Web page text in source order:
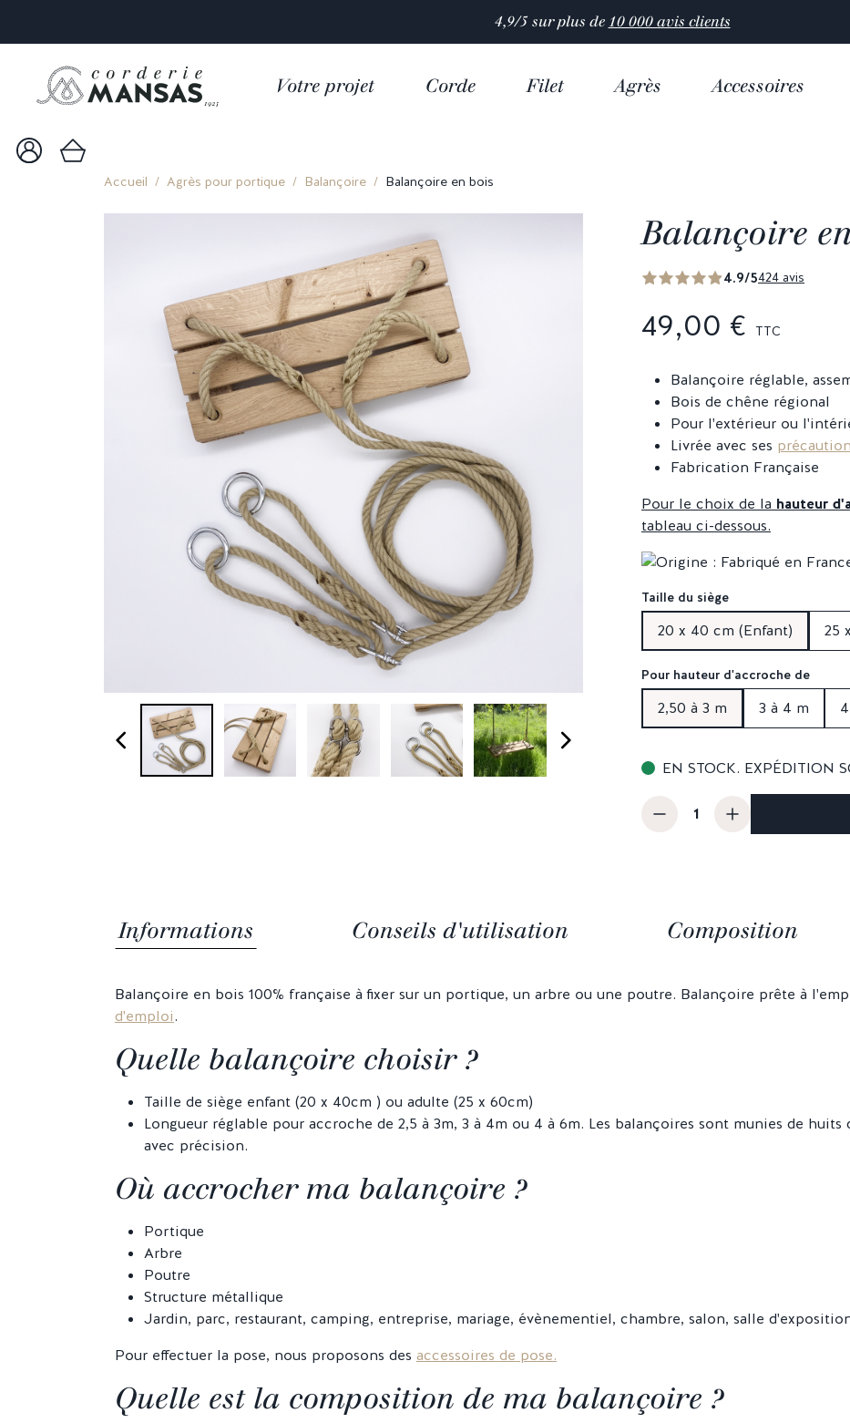
4,9/5 sur plus de 10 000 avis clients
Votre projet Corde Filet Agrès Accessoires
Accueil Agrès pour portique Balançoire Balançoire en bois
Balançoire
4.9/5424 avis
49,00 € TTC
Balançoire réglable,
Bois de chêne régional
Pour l'extérieur ou
Livrée avec ses
Fabrication Française
Pour le choix de la hauteur
tableau ci-dessous.
Taille du siège
20 x 40 cm (Enfant) 25
Pour hauteur d'accroche de
2,50 à 3 m 3 à 4 m
EN STOCK. EXPÉDITION
Informations Conseils d'utilisation Composition
Balançoire en bois 100% française à fixer sur un portique, un arbre ou une poutre. Balançoire prête à
d'emploi.
Quelle balançoire choisir ?
Taille de siège enfant (20 x 40cm ) ou adulte (25 x 60cm)
Longueur réglable pour accroche de 2,5 à 3m, 3 à 4m ou 4 à 6m. Les balançoires sont munies de
avec précision.
Où accrocher ma balançoire ?
Portique
Arbre
Poutre
Structure métallique
Jardin, parc, restaurant, camping, entreprise, mariage, évènementiel, chambre, salon, salle
Pour effectuer la pose, nous proposons des accessoires de pose.
Quelle est la composition de ma balançoire ?